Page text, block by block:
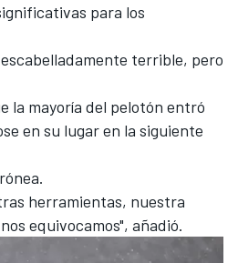
para los
terrible, pero
la mayoría del pelotón entró
en su lugar en la siguiente
herramientas, nuestra
equivocamos", añadió.